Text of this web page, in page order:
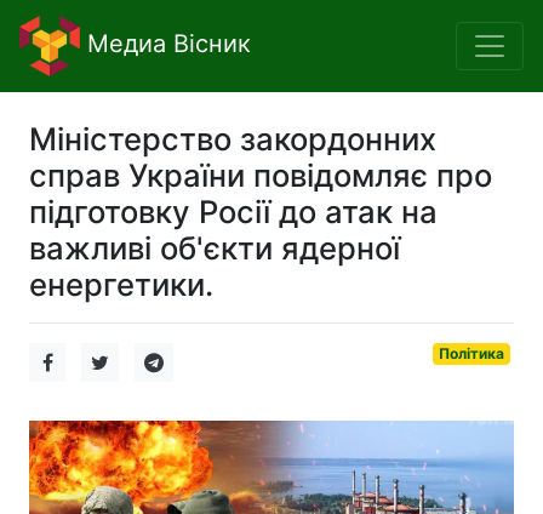
Медиа Вісник
Міністерство закордонних
справ України повідомляє про
підготовку Росії до атак на
важливі об'єкти ядерної
енергетики.
Політика